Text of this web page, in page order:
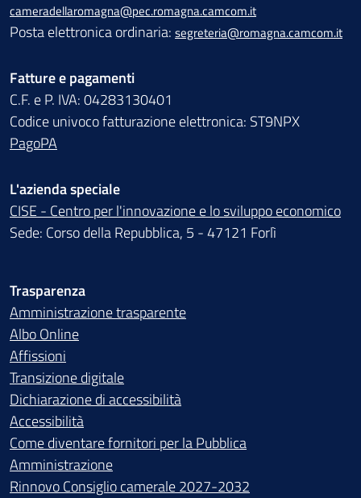
cameradellaromagna@pec.romagna.camcom.it
Posta elettronica ordinaria: segreteria@romagna.camcom.it
Fatture e pagamenti
C.F. e P. IVA: 04283130401
Codice univoco fatturazione elettronica: ST9NPX
PagoPA
L'azienda speciale
CISE - Centro per l'innovazione e lo sviluppo economico
Sede: Corso della Repubblica, 5 - 47121 Forlì
Trasparenza
Amministrazione trasparente
Albo Online
Affissioni
Transizione digitale
Dichiarazione di accessibilità
Accessibilità
Come diventare fornitori per la Pubblica
Amministrazione
Rinnovo Consiglio camerale 2027-2032